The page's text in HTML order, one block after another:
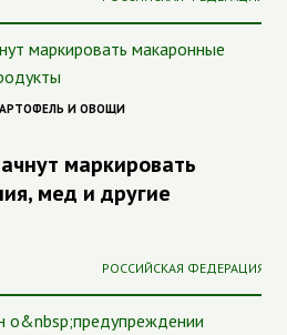
И ОВОЩИ
маркировать
мед и другие
РОССИЙСКАЯ ФЕДЕРАЦИЯ